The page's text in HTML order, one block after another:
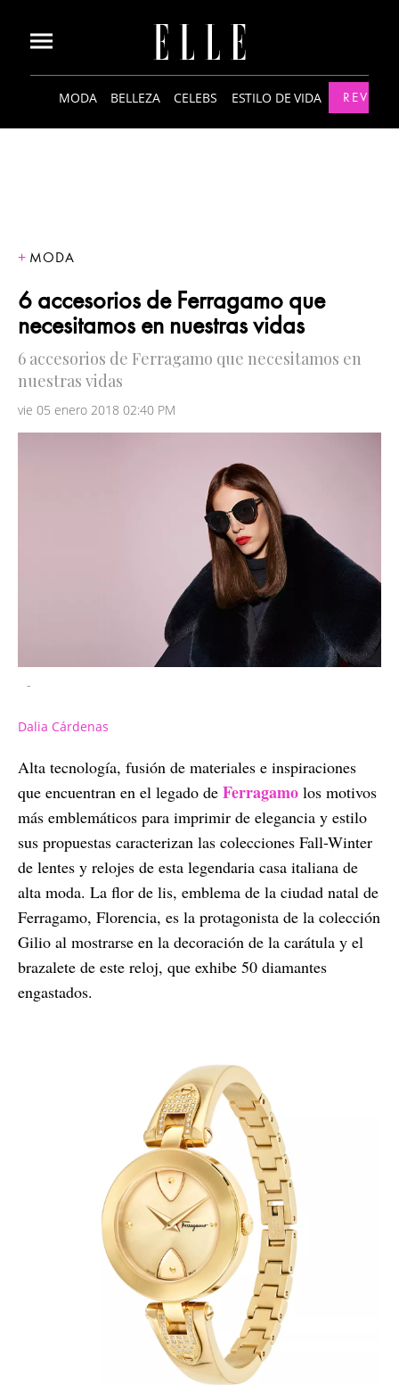
MODA BELLEZA CELEBS ESTILO DE VIDA
MODA
6 accesorios de Ferragamo que
necesitamos en nuestras vidas
6 accesorios de Ferragamo que necesitamos en
nuestras vidas
vie 05 enero 2018 02:40 PM
-
Dalia Cárdenas
Alta tecnología, fusión de materiales e inspiraciones
que encuentran en el legado de Ferragamo los motivos
más emblemáticos para imprimir de elegancia y estilo
sus propuestas caracterizan las colecciones Fall-Winter
de lentes y relojes de esta legendaria casa italiana de
alta moda. La flor de lis, emblema de la ciudad natal de
Ferragamo, Florencia, es la protagonista de la colección
Gilio al mostrarse en la decoración de la carátula y el
brazalete de este reloj, que exhibe 50 diamantes
engastados.